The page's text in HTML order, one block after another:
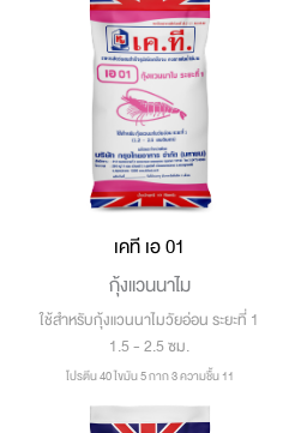
เคที เอ 01
กุ้งแวนนาไม
ใช้สำหรับกุ้งแวนนาไมวัยอ่อน ระยะที่ 1
1.5 - 2.5 ซม.
โปรตีน 40 ไขมัน 5 กาก 3 ความชื้น 11